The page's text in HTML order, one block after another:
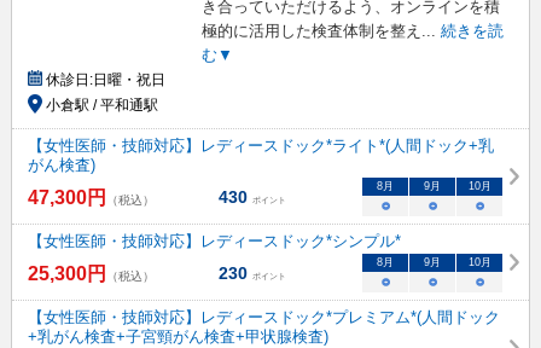
き合っていただけるよう、オンラインを積
極的に活用した検査体制を整え ... 続きを読
む▼
休診日:日曜・祝日
小倉駅 / 平和通駅
【女性医師・技師対応】レディースドック*ライト*(人間ドック+乳
がん検査)
47,300円 （税込） 430 ポイント
8月 9月 10月
○ ○ ○
【女性医師・技師対応】レディースドック*シンプル*
25,300円 （税込） 230 ポイント
8月 9月 10月
○ ○ ○
【女性医師・技師対応】レディースドック*プレミアム*(人間ドック
+乳がん検査+子宮頸がん検査+甲状腺検査)